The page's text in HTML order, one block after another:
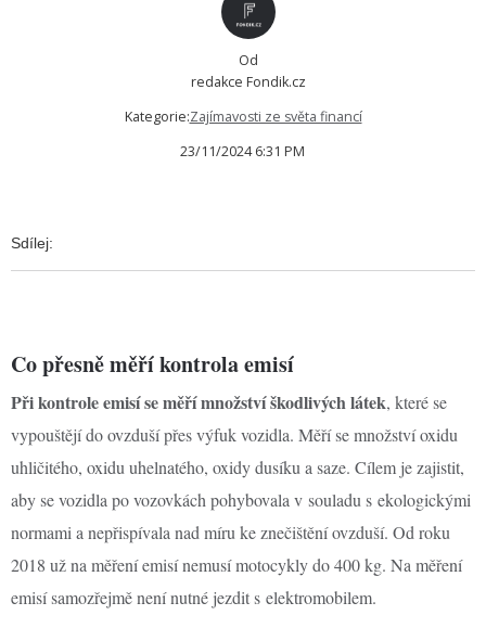
Od
redakce Fondik.cz
Kategorie:Zajímavosti ze světa financí
23/11/2024 6:31 PM
Sdílej:
Co přesně měří kontrola emisí
Při kontrole emisí se měří množství škodlivých látek, které se
vypouštějí do ovzduší přes výfuk vozidla. Měří se množství oxidu
uhličitého, oxidu uhelnatého, oxidy dusíku a saze. Cílem je zajistit,
aby se vozidla po vozovkách pohybovala v souladu s ekologickými
normami a nepřispívala nad míru ke znečištění ovzduší. Od roku
2018 už na měření emisí nemusí motocykly do 400 kg. Na měření
emisí samozřejmě není nutné jezdit s elektromobilem.